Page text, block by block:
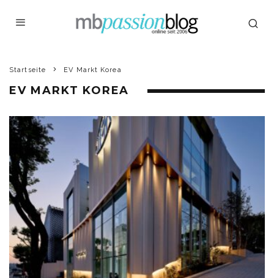
Startseite EV Markt Korea
EV MARKT KOREA